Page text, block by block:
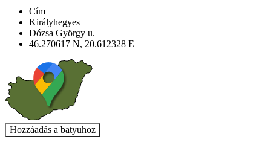
Cím
Királyhegyes
Dózsa György u.
46.270617 N, 20.612328 E